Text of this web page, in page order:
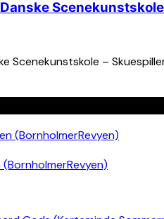
Scenekunstskole –